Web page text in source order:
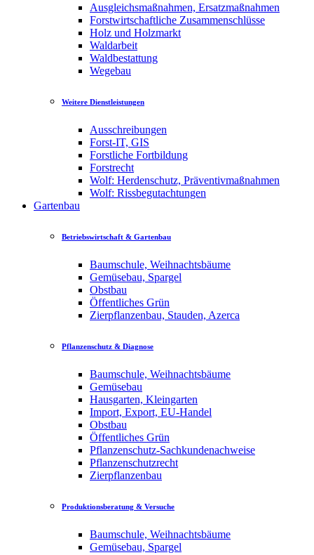
Ausgleichsmaßnahmen, Ersatzmaßnahmen
Forstwirtschaftliche Zusammenschlüsse
Holz und Holzmarkt
Waldarbeit
Waldbestattung
Wegebau
Weitere Dienstleistungen
Ausschreibungen
Forst-IT, GIS
Forstliche Fortbildung
Forstrecht
Wolf: Herdenschutz, Präventivmaßnahmen
Wolf: Rissbegutachtungen
Gartenbau
Betriebswirtschaft & Gartenbau
Baumschule, Weihnachtsbäume
Gemüsebau, Spargel
Obstbau
Öffentliches Grün
Zierpflanzenbau, Stauden, Azerca
Pflanzenschutz & Diagnose
Baumschule, Weihnachtsbäume
Gemüsebau
Hausgarten, Kleingarten
Import, Export, EU-Handel
Obstbau
Öffentliches Grün
Pflanzenschutz-Sachkundenachweise
Pflanzenschutzrecht
Zierpflanzenbau
Produktionsberatung & Versuche
Baumschule, Weihnachtsbäume
Gemüsebau, Spargel